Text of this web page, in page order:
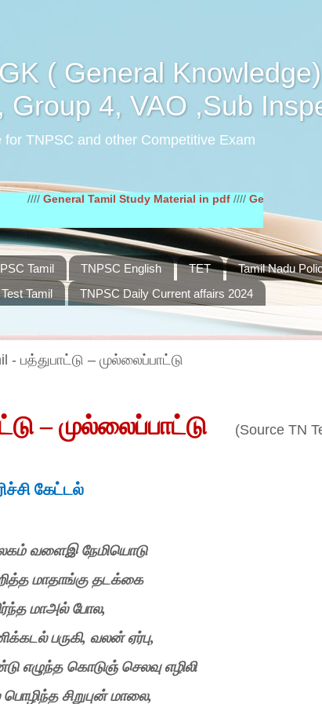
( General
Group 4, VAO ,Sub
for TNPSC and other Competitive Exam
General Tamil Study Material in pdf////General English
Tamil TNPSC English TET Tamil Nadu
Tamil
TNPSC Daily Current affairs 2024
- பத்துபாட்டு – முல்லைப்பாட்டு
– முல்லைப்பாட்டு (Source TN
கேட்டல்
வளைஇ நேமியொடு
மாதாங்கு தடக்கை
மாஅல் போல,
பருகி, வலன் ஏர்பு,
எழுந்த கொடுஞ் செலவு எழிலி
பொழிந்த சிறுபுன் மாலை,